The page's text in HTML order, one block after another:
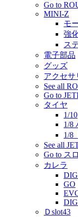
Go to
MINI-Z
モ
強
ス
電子部品
グッズ
アクセサ
See all
Go to
タイヤ
1/10
1/8
1/8
See all
Go to ス
カレラ
GO
Ｄslot43